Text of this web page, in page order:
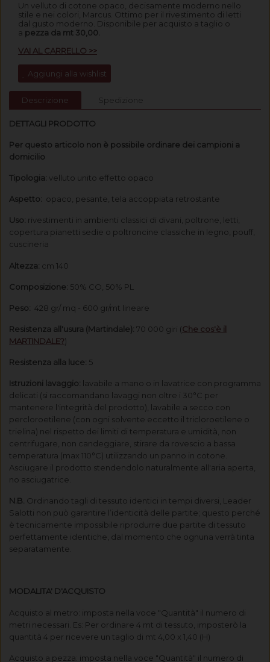
Un velluto di cotone opaco, decisamente moderno nello
stile e nei colori, Marcus. Ottimo per il rivestimento di letti
dal gusto moderno. Disponibile per acquisto a taglio o
a pezza da mt 30,00.
VAI AL CARRELLO >>
Aggiungi alla wishlist
Descrizione Spedizione
DETTAGLI PRODOTTO
Per questo articolo non è possibile ordinare dei campioni a
domicilio
Tipologia: velluto unito effetto opaco
Aspetto: opaco, pesante, tela accoppiata retrostante
Uso: rivestimenti in ambienti classici di divani, poltrone, letti,
copertura pianetti sedie o poltroncine classiche in legno, pouff,
cuscineria
Altezza: cm 140
Composizione: 50% CO, 50% PL
Peso: 428 gr/ mq - 600 gr/mt lineare
Resistenza all'usura (Martindale): 70 000 giri (Che cos'è il
MARTINDALE?)
Resistenza alla luce: 5
Istruzioni lavaggio: lavabile a mano o in lavatrice con programma
delicati (si raccomandano lavaggi non oltre i 30°C per
mantenere l'integrità del prodotto), lavabile a secco con
percloroetilene (con ogni solvente eccetto il tricloroetilene o
trielina) nel rispetto dei limiti di temperatura e umidità, non
centrifugare, non candeggiare, stirare da rovescio a bassa
temperatura (max 110°C) utilizzando un panno in cotone.
Asciugare il prodotto stendendolo naturalmente all'aria aperta,
no asciugatrice.
N.B. Ordinando tagli di tessuto identici in tempi diversi, Leader
Salotti non può garantire l’identicità delle partite; questo perché
è tecnicamente impossibile riprodurre due partite di tessuto
perfettamente identiche, dal momento che ognuna verrà tinta
separatamente.
MODALITA' D'ACQUISTO
Acquisto al metro: imposta nella voce "Quantità" il numero di
metri necessari. Es: Per ordinare 4 mt di tessuto, imposterò la
quantità 4 per ricevere un taglio di mt 4,00 x 1,40 (H)
Acquisto a pezza: imposta nella voce "Quantità" il numero di